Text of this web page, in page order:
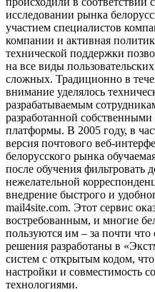
исследовании рынка
участием специалистов
компании и активная
технической поддержки
на все виды
сложных. Традиционно в
внимание уделялось
разрабатываемым
разработанной
платформы. В 2005 году, в
версия почтового веб-
белорусского рынка
после обучения фильтровать
нежелательной
внедрение быстрого и
mail4site.com. Этот сервис
востребованным, и многие
пользуются им – за почти
решения разработаны в
систем с открытым кодом, что
настройки и совместимость
технологиями.